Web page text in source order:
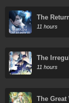
The
11 hours
The
Flashes in
11 hours
The Great